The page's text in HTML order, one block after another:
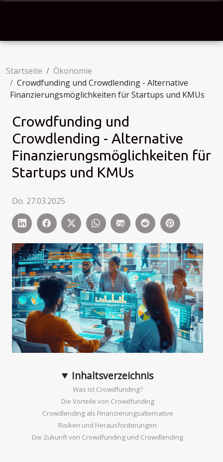
Startseite
Ökonomie
Crowdfunding und Crowdlending - Alternative
Finanzierungsmöglichkeiten für Startups und KMUs
Crowdfunding und
Crowdlending - Alternative
Finanzierungsmöglichkeiten für
Startups und KMUs
Do. 27.03.2025
Inhaltsverzeichnis
Was ist Crowdfunding?
Die Vorteile von Crowdfunding
Crowdlending als Finanzierungsalternative
Risiken und Herausforderungen
Die Zukunft von Crowdfunding und Crowdlending